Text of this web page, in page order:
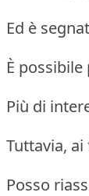
Ed è
È
Più di
Tuttavia,
Posso